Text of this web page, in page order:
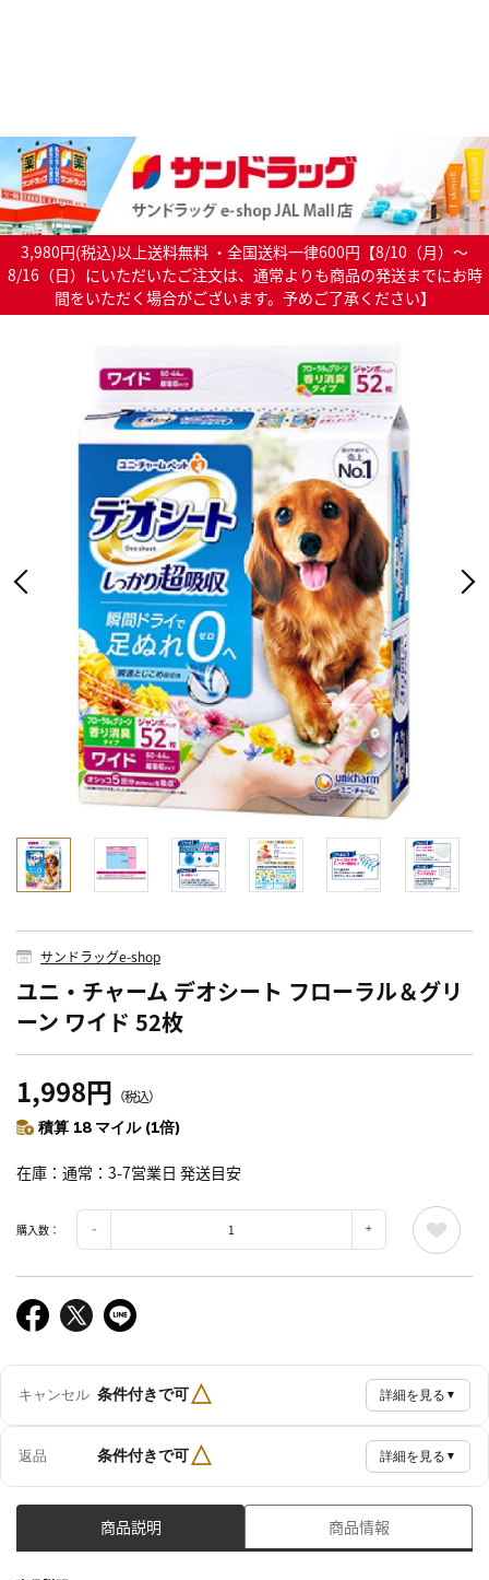
3,980円(税込)以上送料無料 ・全国送料一律600円【8/10（月）～
8/16（日）にいただいたご注文は、通常よりも商品の発送までにお時
間をいただく場合がございます。予めご了承ください】
サンドラッグe-shop
ユニ・チャーム デオシート フローラル＆グリ
ーン ワイド 52枚
1,998円 （税込）
積算 18 マイル (1倍)
在庫 通常：3-7営業日 発送目安
購入数：
キャンセル 条件付きで可△ 詳細を見る ▼
返品 条件付きで可△ 詳細を見る ▼
商品説明 商品情報